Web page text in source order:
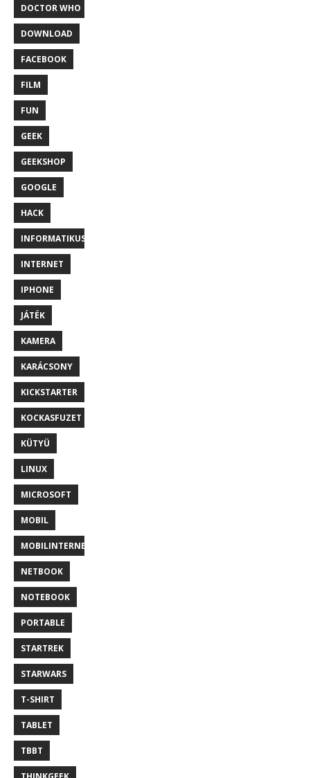
DOCTOR WHO
DOWNLOAD
FACEBOOK
FILM
FUN
GEEK
GEEKSHOP
GOOGLE
HACK
INFORMATIKUS
INTERNET
IPHONE
JÁTÉK
KAMERA
KARÁCSONY
KICKSTARTER
KOCKASFUZET
KÜTYÜ
LINUX
MICROSOFT
MOBIL
MOBILINTERNET
NETBOOK
NOTEBOOK
PORTABLE
STARTREK
STARWARS
T-SHIRT
TABLET
TBBT